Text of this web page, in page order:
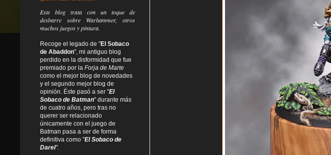
Este blog trata con un toque de
desbarre sobre Warhammer, otros
muchos juegos y pintura.
Recoge el legado de "El Sobaco
de Abaddon", mi antiguo blog
perdido en la disformidad que fue
premiado por la Forja de Marte
como el mejor blog de novedades
y el segundo mejor blog de
opinión. Éste pasó a ser "El
Sobaco de Batman" durante más
de cuatro años, pero tras no
querer ser relacionado
únicamente con el juego de
Batman pasa a ser de forma
definitiva como "El Sobaco de
Darel".